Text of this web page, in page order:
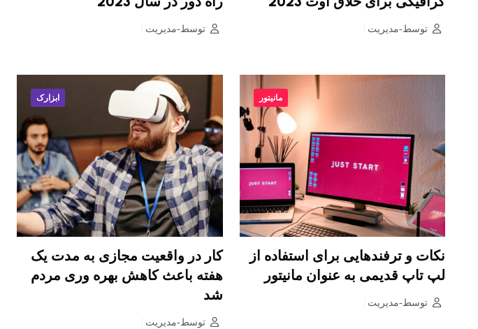
گرافیکی برای خلاق اوت 2023
توسط-مدیریت
راه دور در سال 2023
توسط-مدیریت
مانیتور
نکات و ترفندهایی برای استفاده از
لپ تاپ قدیمی به عنوان مانیتور
توسط-مدیریت
ابزارک
کار در واقعیت مجازی به مدت یک
هفته باعث کاهش بهره وری مردم
شد
توسط-مدیریت